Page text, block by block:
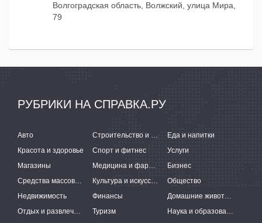
Волгоградская область, Волжский, улица Мира,
79
РУБРИКИ НА СПРАВКА.РУ
Авто Строительство и ремонт
Еда и напитки
Красота и здоровье
Спорт и фитнес
Услуги
Магазины
Медицина и фармацевтика
Бизнес
Средства массовой информации
Культура и искусство
Общество
Недвижимость
Финансы
Домашние животные
Отдых и развлечения
Туризм
Наука и образование